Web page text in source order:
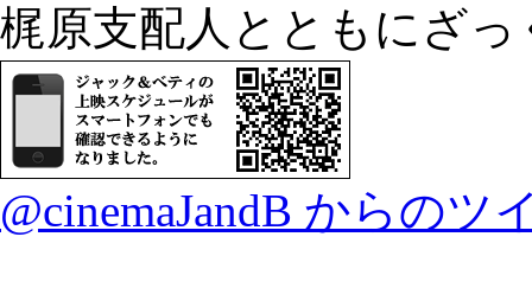
梶原支配人とともにざ
@cinemaJandB からのツ